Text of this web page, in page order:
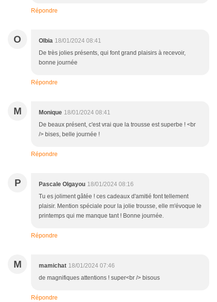
Répondre
O Olbia 18/01/2024 08:41
De très jolies présents, qui font grand plaisirs à recevoir,
bonne journée
Répondre
M Monique 18/01/2024 08:41
De beaux présent, c'est vrai que la trousse est superbe ! <br
/> bises, belle journée !
Répondre
P Pascale Olgayou 18/01/2024 08:16
Tu es joliment gâtée ! ces cadeaux d'amitié font tellement
plaisir. Mention spéciale pour la jolie trousse, elle m'évoque le
printemps qui me manque tant ! Bonne journée.
Répondre
M mamichat 18/01/2024 07:46
de magnifiques attentions ! super<br /> bisous
Répondre